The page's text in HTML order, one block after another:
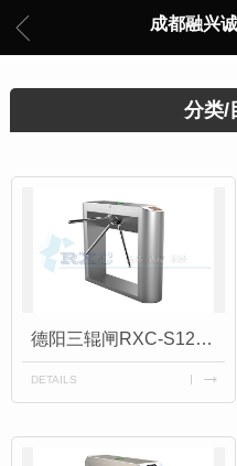
成都融兴
分类/
德阳三辊闸RXC-S120Y
DETAILS